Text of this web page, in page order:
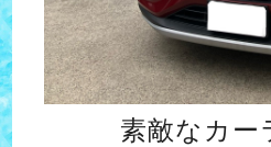
素敵なカー